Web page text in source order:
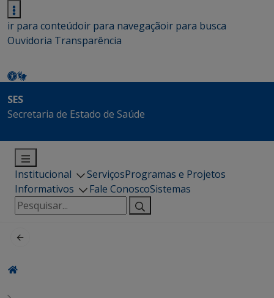
ir para conteúdoir para navegaçãoir para busca
Ouvidoria Transparência
SES
Secretaria de Estado de Saúde
Institucional ServiçosProgramas e Projetos
Informativos
Fale ConoscoSistemas
Pesquisar
por: